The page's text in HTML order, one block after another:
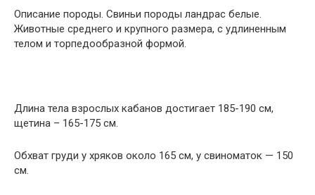
Описание породы. Свиньи породы ландрас белые.
Животные среднего и крупного размера, с удлиненным
телом и торпедообразной формой.
Длина тела взрослых кабанов достигает 185-190 см,
щетина – 165-175 см.
Обхват груди у хряков около 165 см, у свиноматок — 150
см.